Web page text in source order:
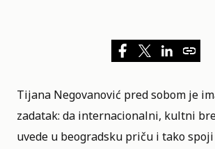
Tijana Negovanović pred sobom je
zadatak: da internacionalni, kultni
uvede u beogradsku priču i tako